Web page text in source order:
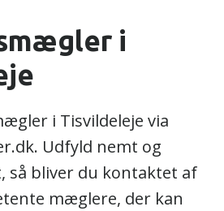
i
i Tisvildeleje via
Udfyld nemt og
så bliver du kontaktet af
mæglere, der kan